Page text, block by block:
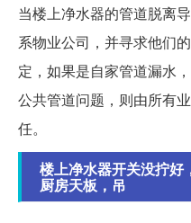
当楼上净水器的管道脱离
系物业公司，并寻求他们
定，如果是自家管道漏水
公共管道问题，则由所有
任。
楼上净水器开关没拧好
厨房天板，吊